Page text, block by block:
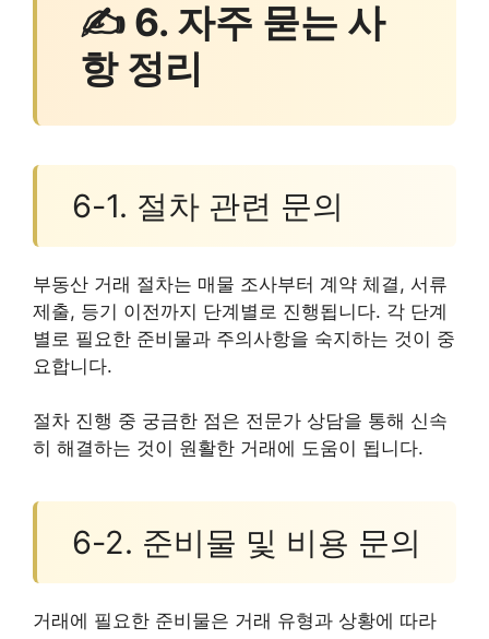
✍ 6. 자주 묻는 사
항 정리
6-1. 절차 관련 문의
부동산 거래 절차는 매물 조사부터 계약 체결, 서류
제출, 등기 이전까지 단계별로 진행됩니다. 각 단계
별로 필요한 준비물과 주의사항을 숙지하는 것이 중
요합니다.
절차 진행 중 궁금한 점은 전문가 상담을 통해 신속
히 해결하는 것이 원활한 거래에 도움이 됩니다.
6-2. 준비물 및 비용 문의
거래에 필요한 준비물은 거래 유형과 상황에 따라